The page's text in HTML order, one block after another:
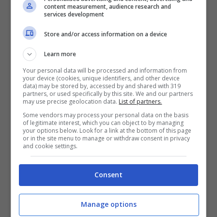
La Federazione si sente tranquilla perché l’input
di rendere immediatamente operative le
squalifiche è arrivato direttamente dalla Uefa e
non si può derogare a livello italiano
un’indicazione giunta da organismi
content measurement, audience research and
services development
Store and/or access information on a device
Learn more
Your personal data will be processed and information from
your device (cookies, unique identifiers, and other device
data) may be stored by, accessed by and shared with 319
partners, or used specifically by this site. We and our partners
may use precise geolocation data. List of partners.
Some vendors may process your personal data on the basis
of legitimate interest, which you can object to by managing
your options below. Look for a link at the bottom of this page
or in the site menu to manage or withdraw consent in privacy
and cookie settings.
Consent
Manage options